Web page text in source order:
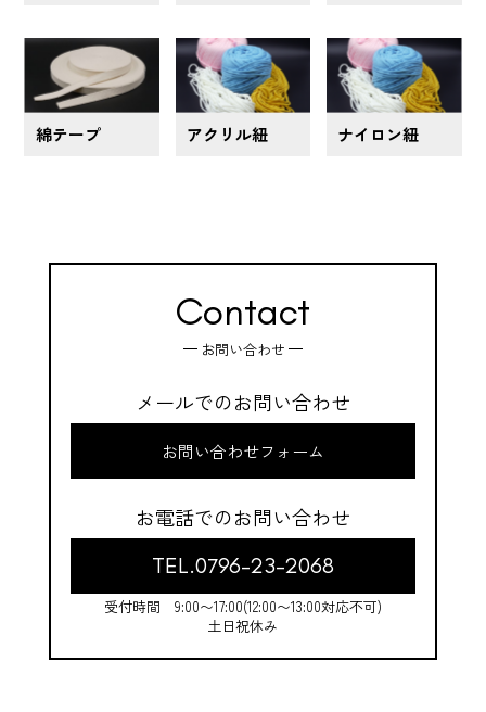
綿テープ アクリル紐 ナイロン紐
Contact
お問い合わせ
メールでのお問い合わせ
お問い合わせフォーム
お電話でのお問い合わせ
TEL.0796-23-2068
受付時間 9:00〜17:00(12:00〜13:00対応不可)
土日祝休み